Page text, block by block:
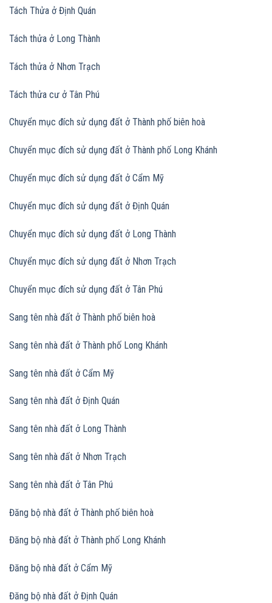
Tách Thửa ở Định Quán
Tách thửa ở Long Thành
Tách thửa ở Nhơn Trạch
Tách thửa cư ở Tân Phú
Chuyển mục đích sử dụng đất ở Thành phố biên hoà
Chuyển mục đích sử dụng đất ở Thành phố Long Khánh
Chuyển mục đích sử dụng đất ở Cẩm Mỹ
Chuyển mục đích sử dụng đất ở Định Quán
Chuyển mục đích sử dụng đất ở Long Thành
Chuyển mục đích sử dụng đất ở Nhơn Trạch
Chuyển mục đích sử dụng đất ở Tân Phú
Sang tên nhà đất ở Thành phố biên hoà
Sang tên nhà đất ở Thành phố Long Khánh
Sang tên nhà đất ở Cẩm Mỹ
Sang tên nhà đất ở Định Quán
Sang tên nhà đất ở Long Thành
Sang tên nhà đất ở Nhơn Trạch
Sang tên nhà đất ở Tân Phú
Đăng bộ nhà đất ở Thành phố biên hoà
Đăng bộ nhà đất ở Thành phố Long Khánh
Đăng bộ nhà đất ở Cẩm Mỹ
Đăng bộ nhà đất ở Định Quán